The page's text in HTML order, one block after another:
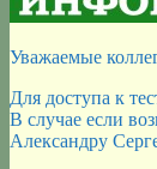
Уважаемые
Для доступа к
В случае если
Александру